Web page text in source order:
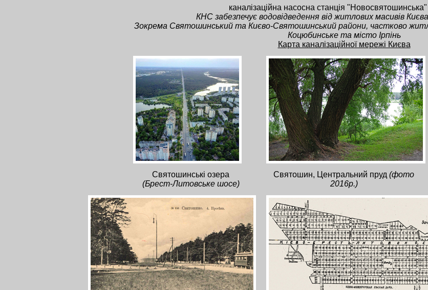
каналізаційна насосна станція
КНС забезпечує водовідведення від житлових масивів
Зокрема Святошинський та Києво-Святошинський райони, частково
Коцюбинське та місто Ірпінь
Карта каналізаційної мережі Києва
Святошинські озера
(Брест-Литовське шосе)
Святошин, Центральний пруд (фото
2016р.)